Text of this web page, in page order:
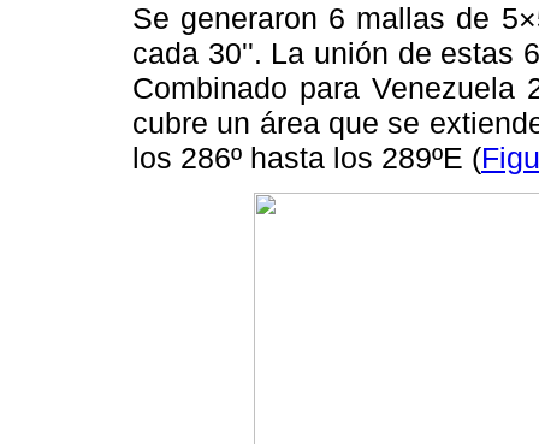
Se generaron 6 mallas de
cada 30''. La unión de estas
Combinado para Venezuela
cubre un área que se
los 286º hasta los 289ºE (